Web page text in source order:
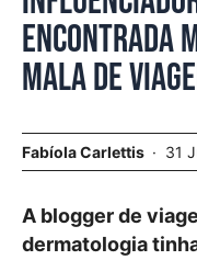
encontrada
mala de
Fabíola Carlettis 31
A blogger de
dermatologia